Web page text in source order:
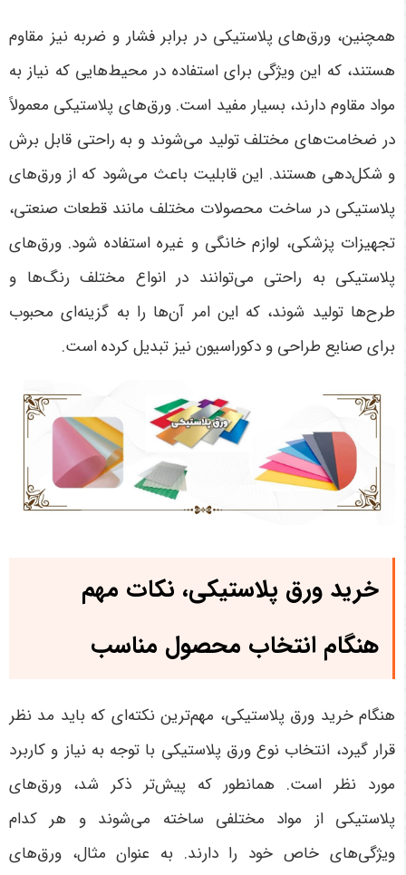
همچنین، ورق‌های پلاستیکی در برابر فشار و ضربه نیز مقاوم
هستند، که این ویژگی برای استفاده در محیط‌هایی که نیاز به
مواد مقاوم دارند، بسیار مفید است. ورق‌های پلاستیکی معمولاً
در ضخامت‌های مختلف تولید می‌شوند و به راحتی قابل برش
و شکل‌دهی هستند. این قابلیت باعث می‌شود که از ورق‌های
پلاستیکی در ساخت محصولات مختلف مانند قطعات صنعتی،
تجهیزات پزشکی، لوازم خانگی و غیره استفاده شود. ورق‌های
پلاستیکی به راحتی می‌توانند در انواع مختلف رنگ‌ها و
طرح‌ها تولید شوند، که این امر آن‌ها را به گزینه‌ای محبوب
برای صنایع طراحی و دکوراسیون نیز تبدیل کرده است.
خرید ورق پلاستیکی، نکات مهم
هنگام انتخاب محصول مناسب
هنگام خرید ورق پلاستیکی، مهم‌ترین نکته‌ای که باید مد نظر
قرار گیرد، انتخاب نوع ورق پلاستیکی با توجه به نیاز و کاربرد
مورد نظر است. همانطور که پیش‌تر ذکر شد، ورق‌های
پلاستیکی از مواد مختلفی ساخته می‌شوند و هر کدام
ویژگی‌های خاص خود را دارند. به عنوان مثال، ورق‌های